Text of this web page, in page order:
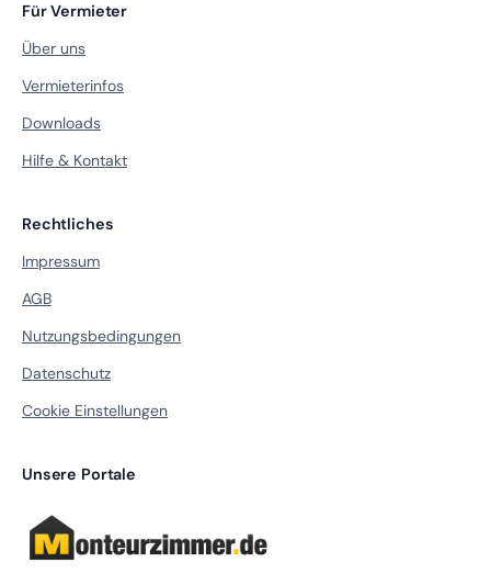
Für Vermieter
Über uns
Vermieterinfos
Downloads
Hilfe & Kontakt
Rechtliches
Impressum
AGB
Nutzungsbedingungen
Datenschutz
Cookie Einstellungen
Unsere Portale